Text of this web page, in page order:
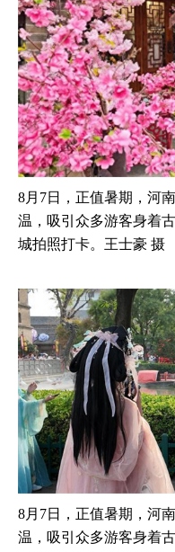
8月7日，正值暑期，河
温，吸引众多游客身着
城拍照打卡。王士豪 摄
8月7日，正值暑期，河
温，吸引众多游客身着